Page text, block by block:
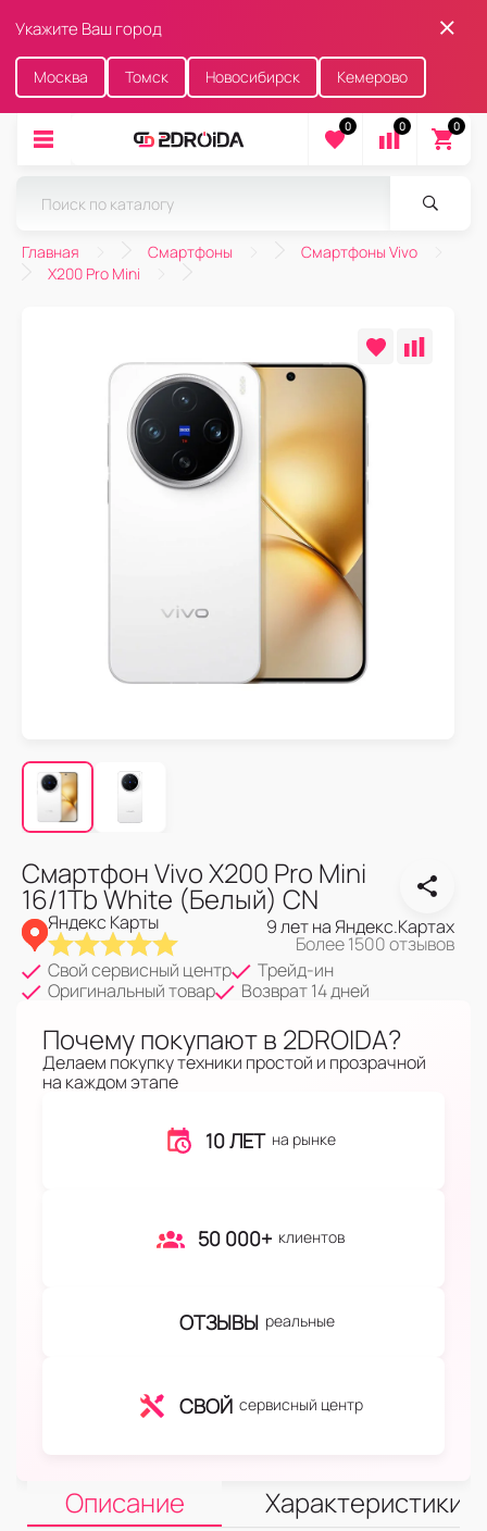
Укажите Ваш город
Москва Томск Новосибирск Кемерово
0 0 0
Главная Смартфоны
Смартфоны Vivo
X200 Pro Mini
Смартфон Vivo X200 Pro Mini
16/1Tb White (Белый) CN
Яндекс Карты 9 лет на Яндекс.Картах
Более 1500 отзывов
Свой сервисный центр
Трейд-ин
Оригинальный товар
Возврат 14 дней
Почему покупают в 2DROIDA?
Делаем покупку техники простой и прозрачной
на каждом этапе
10 ЛЕТ на рынке
50 000+ клиентов
ОТЗЫВЫ реальные
СВОЙ сервисный центр
Описание Характеристики